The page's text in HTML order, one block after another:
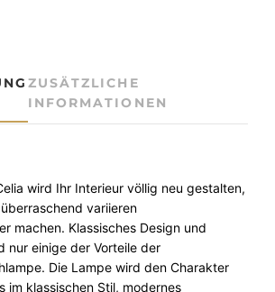
ZUSÄTZLICHE
INFORMATIONEN
wird Ihr Interieurvöllig neugestalten,
überraschend variieren
machen. Klassisches Design und
nur einige der Vorteile der
. Die Lampe wird den Charakter
im klassischen Stil, modernes